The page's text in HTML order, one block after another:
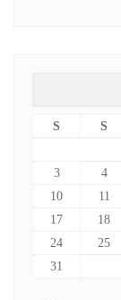
S S
3
4
10
11
17
18
24
25
31